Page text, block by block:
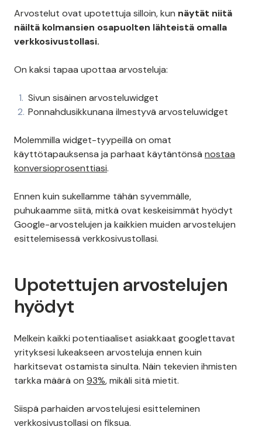
Arvostelut ovat upotettuja silloin, kun näytät niitä
näiltä kolmansien osapuolten lähteistä omalla
verkkosivustollasi.
On kaksi tapaa upottaa arvosteluja:
Sivun sisäinen arvosteluwidget
Ponnahdusikkunana ilmestyvä arvosteluwidget
Molemmilla widget-tyypeillä on omat
käyttötapauksensa ja parhaat käytäntönsä nostaa
konversioprosenttiasi.
Ennen kuin sukellamme tähän syvemmälle,
puhukaamme siitä, mitkä ovat keskeisimmät hyödyt
Google-arvostelujen ja kaikkien muiden arvostelujen
esittelemisessä verkkosivustollasi.
Upotettujen arvostelujen
hyödyt
Melkein kaikki potentiaaliset asiakkaat googlettavat
yrityksesi lukeakseen arvosteluja ennen kuin
harkitsevat ostamista sinulta. Näin tekevien ihmisten
tarkka määrä on 93%, mikäli sitä mietit.
Siispä parhaiden arvostelujesi esitteleminen
verkkosivustollasi on fiksua.